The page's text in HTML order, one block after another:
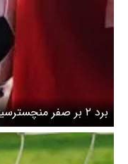
برد ۲ بر صفر منچسترسیتی از برنتفورد